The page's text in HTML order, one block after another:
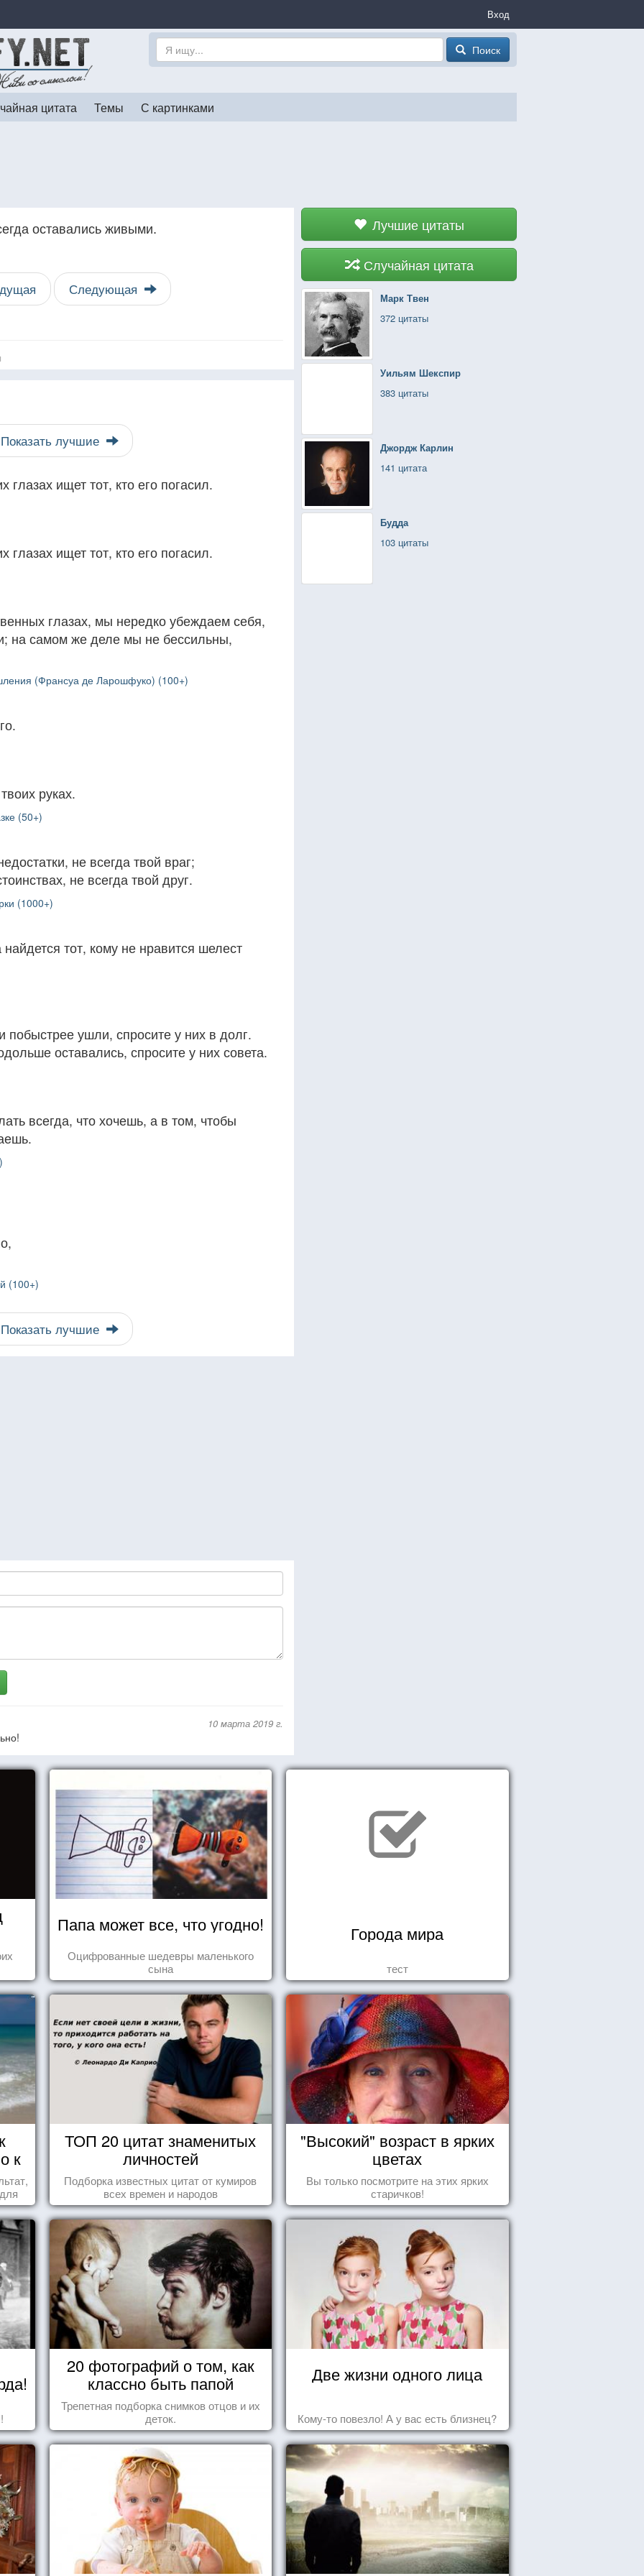
Вход
Поиск
цитата Темы С картинками
Лучшие цитаты
Случайная цитата
Марк Твен
372 цитаты
Уильям Шекспир
383 цитаты
Джордж Карлин
141 цитата
Будда
103 цитаты
оставались живыми.
Следующая
Показать лучшие
глазах ищет тот, кто его погасил.
глазах ищет тот, кто его погасил.
глазах, мы нередко убеждаем себя,
на самом же деле мы не бессильны,
(Франсуа де Ларошфуко) (100+)
руках.
(50+)
не всегда твой враг;
не всегда твой друг.
(1000+)
тот, кому не нравится шелест
побыстрее ушли, спросите у них в долг.
оставались, спросите у них совета.
всегда, что хочешь, а в том, чтобы
(100+)
Показать лучшие
10 марта 2019 г.
Папа может все, что угодно!
Оцифрованные шедевры маленького
сына
Города мира
тест
к
ТОП 20 цитат знаменитых
личностей
Подборка известных цитат от кумиров
всех времен и народов
"Высокий" возраст в ярких
цветах
Вы только посмотрите на этих ярких
старичков!
20 фотографий о том, как
классно быть папой
Трепетная подборка снимков отцов и их
деток.
Две жизни одного лица
Кому-то повезло! А у вас есть близнец?